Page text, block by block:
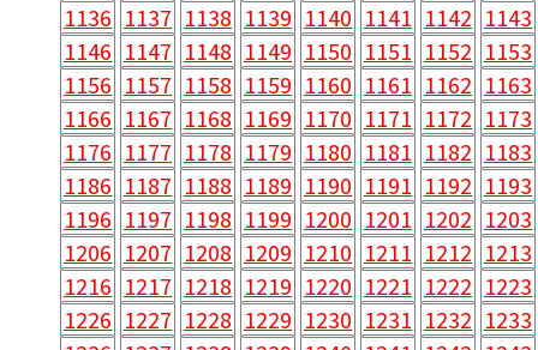
1136 1137 1138 1139 1140 1141 1142 1143
1146 1147 1148 1149 1150 1151 1152 1153
1156 1157 1158 1159 1160 1161 1162 1163
1166 1167 1168 1169 1170 1171 1172 1173
1176 1177 1178 1179 1180 1181 1182 1183
1186 1187 1188 1189 1190 1191 1192 1193
1196 1197 1198 1199 1200 1201 1202 1203
1206 1207 1208 1209 1210 1211 1212 1213
1216 1217 1218 1219 1220 1221 1222 1223
1226 1227 1228 1229 1230 1231 1232 1233